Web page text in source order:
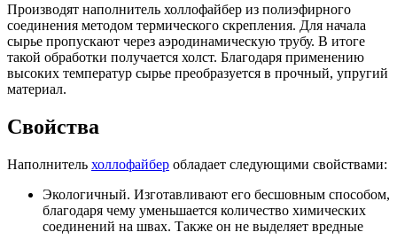
Производят наполнитель холлофайбер из полиэфирного
соединения методом термического скрепления. Для начала
сырье пропускают через аэродинамическую трубу. В итоге
такой обработки получается холст. Благодаря применению
высоких температур сырье преобразуется в прочный, упругий
материал.
Свойства
Наполнитель холлофайбер обладает следующими свойствами:
Экологичный. Изготавливают его бесшовным способом,
благодаря чему уменьшается количество химических
соединений на швах. Также он не выделяет вредные